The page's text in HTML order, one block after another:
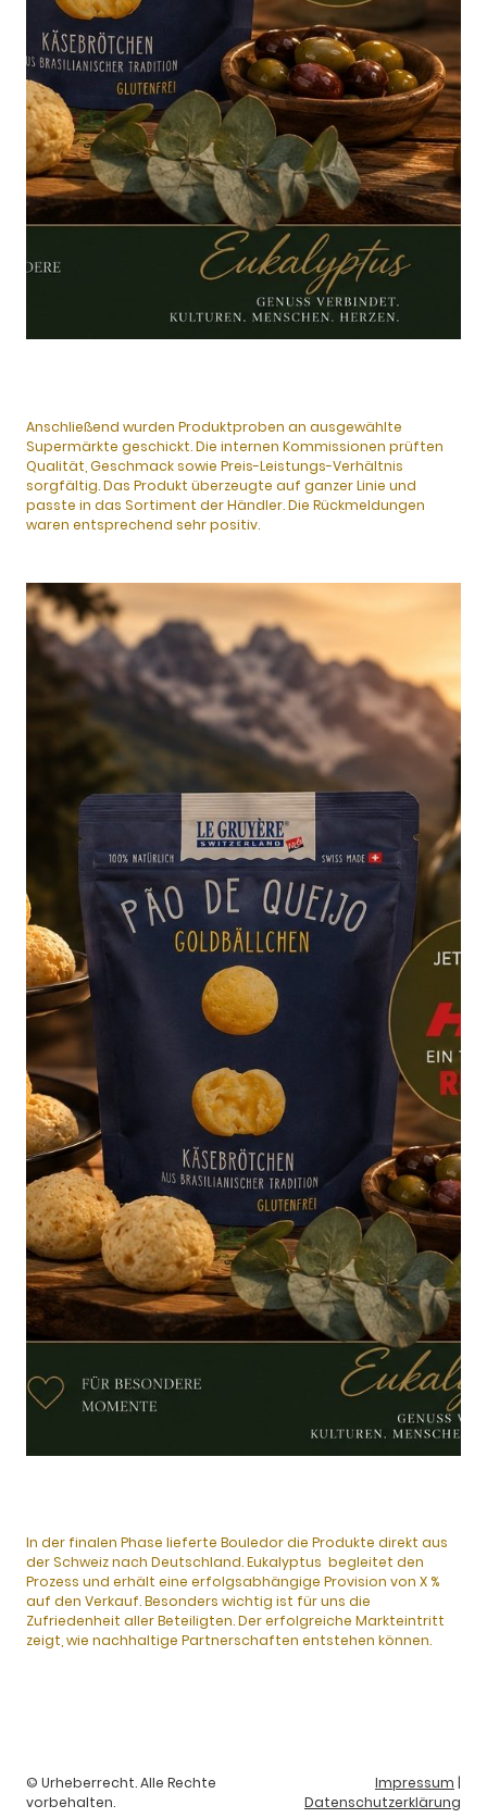
Anschließend wurden Produktproben an ausgewählte
Supermärkte geschickt. Die internen Kommissionen prüften
Qualität, Geschmack sowie Preis-Leistungs-Verhältnis
sorgfältig. Das Produkt überzeugte auf ganzer Linie und
passte in das Sortiment der Händler. Die Rückmeldungen
waren entsprechend sehr positiv.
In der finalen Phase lieferte Bouledor die Produkte direkt aus
der Schweiz nach Deutschland. Eukalyptus begleitet den
Prozess und erhält eine erfolgsabhängige Provision von X %
auf den Verkauf. Besonders wichtig ist für uns die
Zufriedenheit aller Beteiligten. Der erfolgreiche Markteintritt
zeigt, wie nachhaltige Partnerschaften entstehen können.
© Urheberrecht. Alle Rechte
vorbehalten.
Impressum |
Datenschutzerklärung